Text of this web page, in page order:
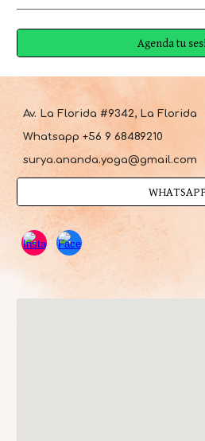
Agenda tu
Av. La Florida #9342, La Florida
Whatsapp +56 9 68489210
surya.ananda.yoga@gmail.com